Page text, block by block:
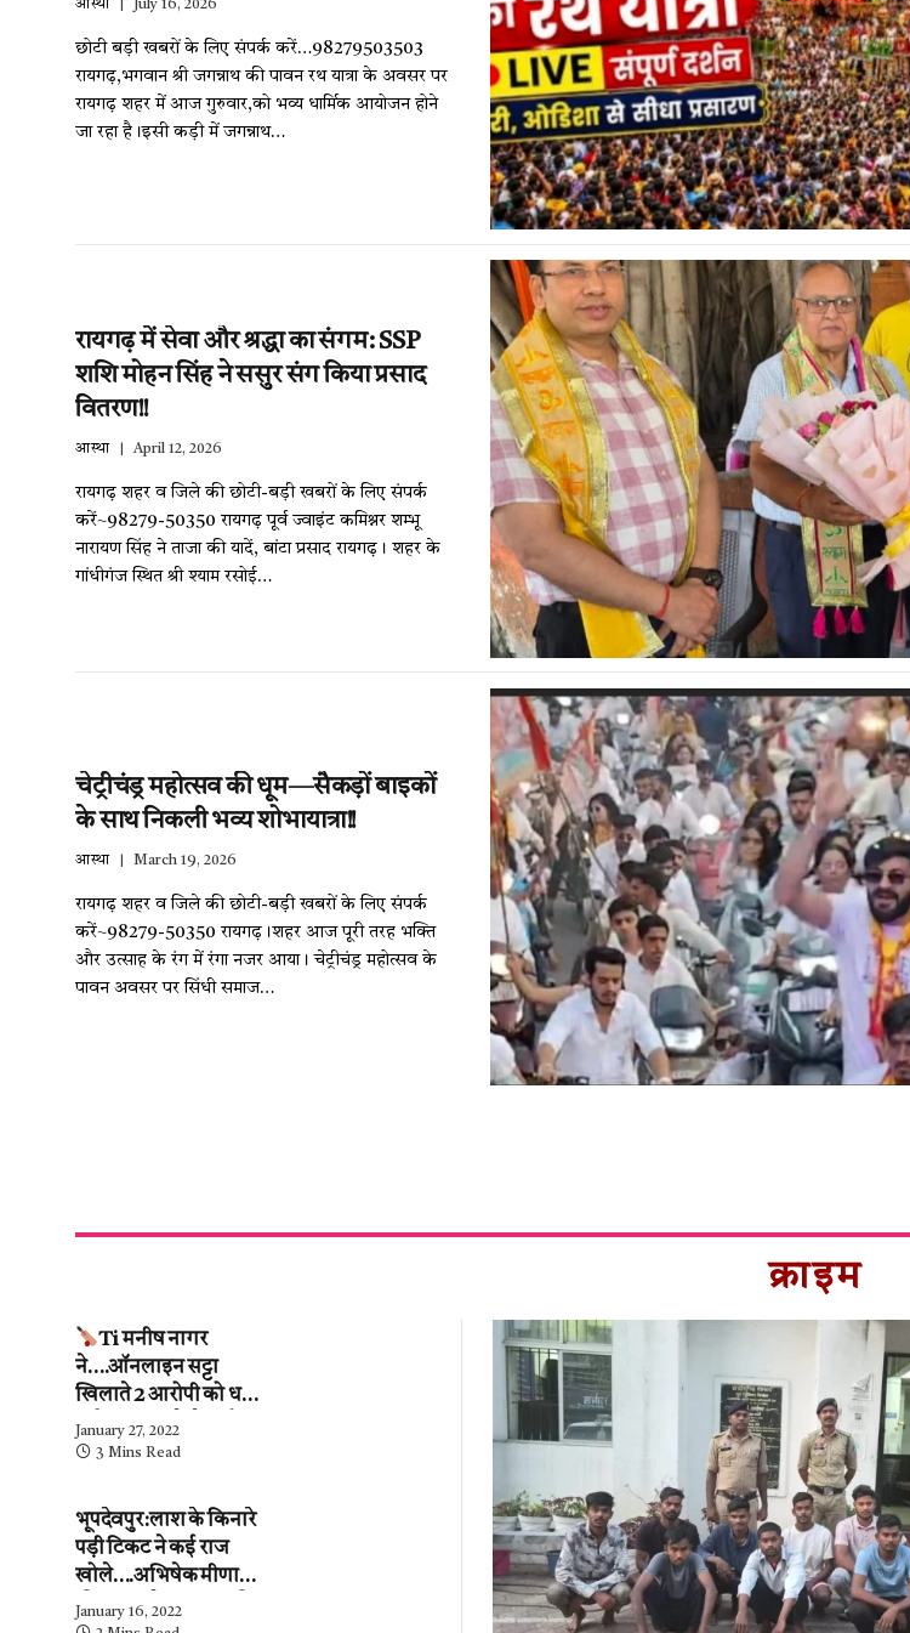
आस्था July 16, 2026
छोटी बड़ी खबरों के लिए संपर्क करें…98279503503
रायगढ़,भगवान श्री जगन्नाथ की पावन रथ यात्रा के अवसर पर
रायगढ़ शहर में आज गुरुवार,को भव्य धार्मिक आयोजन होने
जा रहा है।इसी कड़ी में जगन्नाथ…
रायगढ़ में सेवा और श्रद्धा का संगम: SSP
शशि मोहन सिंह ने ससुर संग किया प्रसाद
वितरण!!
आस्था April 12, 2026
रायगढ़ शहर व जिले की छोटी-बड़ी खबरों के लिए संपर्क
करें~98279-50350 रायगढ़ पूर्व ज्वाइंट कमिश्नर शम्भू
नारायण सिंह ने ताजा की यादें, बांटा प्रसाद रायगढ़। शहर के
गांधीगंज स्थित श्री श्याम रसोई…
चेट्रीचंड्र महोत्सव की धूम—सैकड़ों बाइकों
के साथ निकली भव्य शोभायात्रा!!
आस्था March 19, 2026
रायगढ़ शहर व जिले की छोटी-बड़ी खबरों के लिए संपर्क
करें~98279-50350 रायगढ़।शहर आज पूरी तरह भक्ति
और उत्साह के रंग में रंगा नजर आया। चेट्रीचंड्र महोत्सव के
पावन अवसर पर सिंधी समाज…
क्राइम
Ti मनीष नागर
ने….ऑनलाइन सट्टा
खिलाते 2 आरोपी को धर
दबोचा….कब्जे से ढाई
लाख के हिसाब-किताब
January 27, 2022
3 Mins Read
भूपदेवपुर:लाश के किनारे
पड़ी टिकट ने कई राज
खोले….अभिषेक मीणा
की पुलिस ने…महिला की
January 16, 2022